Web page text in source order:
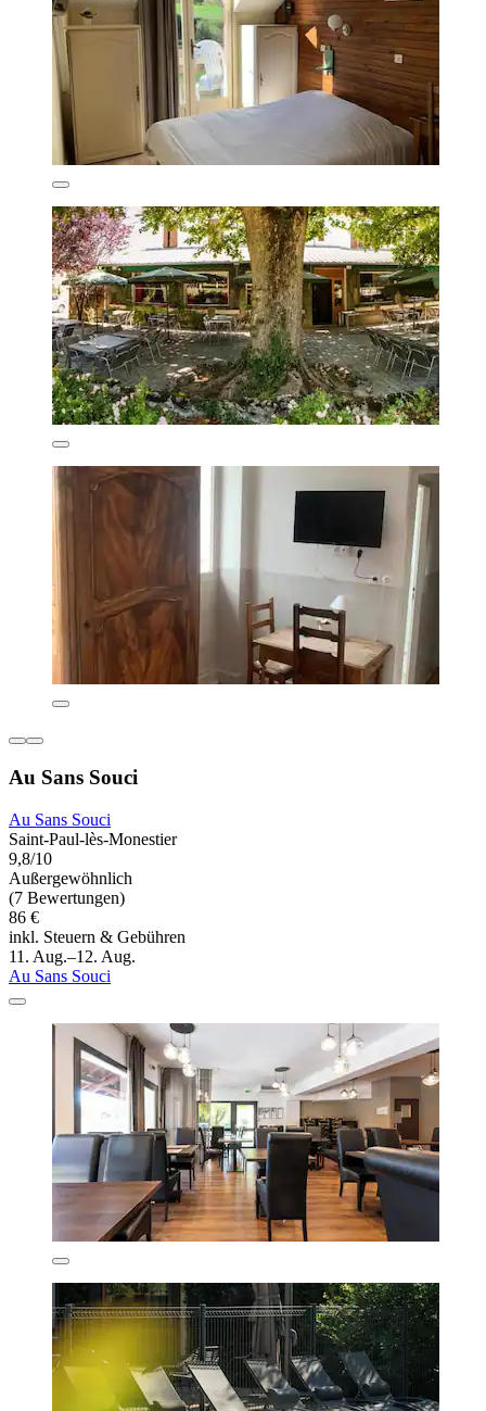
Au Sans Souci
Au Sans Souci
Saint-Paul-lès-Monestier
9,8/10
Außergewöhnlich
(7 Bewertungen)
86 €
inkl. Steuern & Gebühren
11. Aug.–12. Aug.
Au Sans Souci